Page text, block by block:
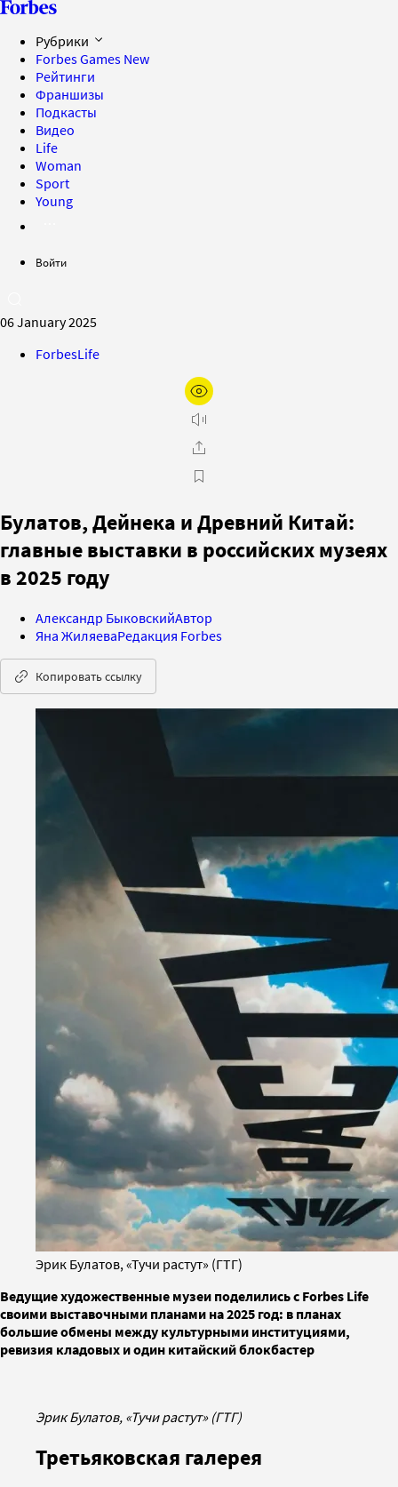
Рубрики
Forbes Games New
Рейтинги
Франшизы
Подкасты
Видео
Life
Woman
Sport
Young
Войти
06 January 2025
ForbesLife
Булатов, Дейнека и Древний Китай:
главные выставки в российских музеях
в 2025 году
Александр БыковскийАвтор
Яна ЖиляеваРедакция Forbes
Копировать ссылку
Эрик Булатов, «Тучи растут» (ГТГ)
Ведущие художественные музеи поделились с Forbes Life
своими выставочными планами на 2025 год: в планах
большие обмены между культурными институциями,
ревизия кладовых и один китайский блокбастер
Эрик Булатов, «Тучи растут» (ГТГ)
Третьяковская галерея